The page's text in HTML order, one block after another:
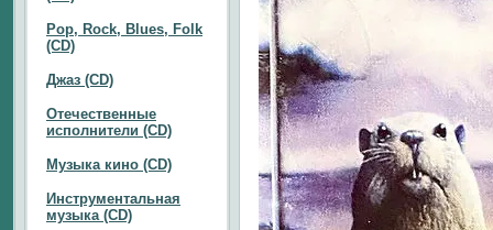
Pop, Rock, Blues, Folk
(CD)
Джаз (CD)
Отечественные
исполнители (CD)
Музыка кино (CD)
Инструментальная
музыка (CD)